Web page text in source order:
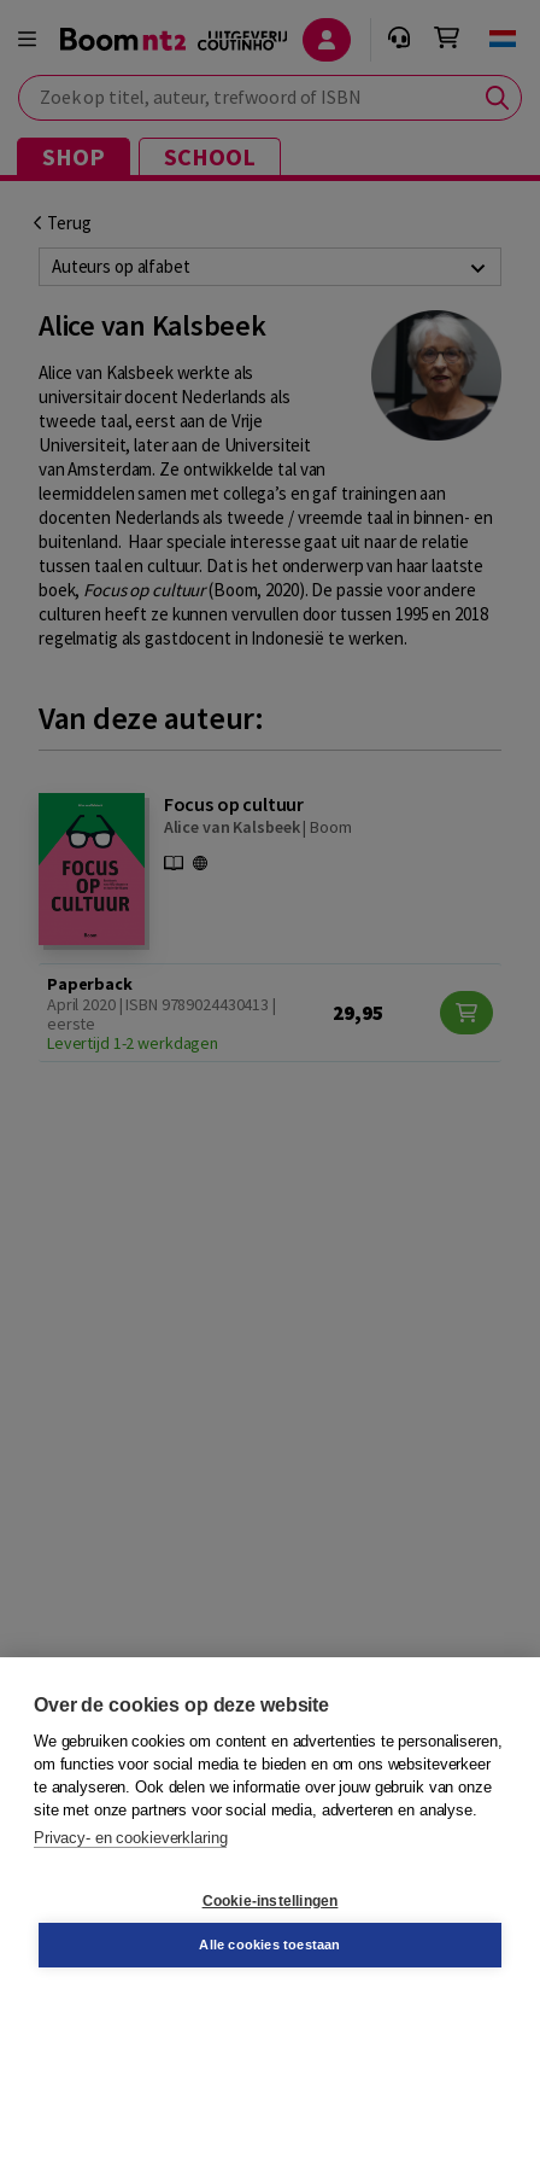
Zoek op titel, auteur, trefwoord of ISBN
SHOP SCHOOL
Terug
Auteurs op alfabet
Alice van Kalsbeek
Alice van Kalsbeek werkte als
universitair docent Nederlands als
tweede taal, eerst aan de Vrije
Universiteit, later aan de Universiteit
van Amsterdam. Ze ontwikkelde tal van
leermiddelen samen met collega’s en gaf trainingen aan
docenten Nederlands als tweede / vreemde taal in binnen- en
buitenland. Haar speciale interesse gaat uit naar de relatie
tussen taal en cultuur. Dat is het onderwerp van haar laatste
boek, Focus op cultuur(Boom, 2020). De passie voor andere
culturen heeft ze kunnen vervullen door tussen 1995 en 2018
regelmatig als gastdocent in Indonesië te werken.
Van deze auteur:
Focus op cultuur
Alice van Kalsbeek| Boom
Paperback
April 2020 | ISBN 9789024430413 |
eerste
Levertijd 1-2 werkdagen
29,95
© 2026Koninklijke Boom uitgevers
Bestellen
Over de cookies op deze website
We gebruiken cookies om content en advertenties te personaliseren,
om functies voor social media te bieden en om ons websiteverkeer
te analyseren. Ook delen we informatie over jouw gebruik van onze
site met onze partners voor social media, adverteren en analyse.
Privacy- en cookieverklaring
Cookie-instellingen
Alle cookies toestaan